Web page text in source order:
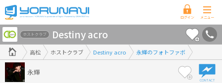
香
川
県
版
高松 ホストクラブ Destiny acro 永輝のフォトファボ
ホストクラブ Destiny acro
永輝